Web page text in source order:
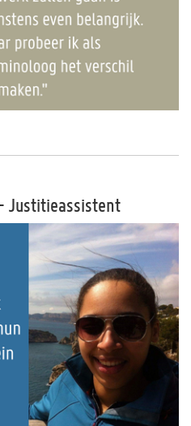
Justitieassistent